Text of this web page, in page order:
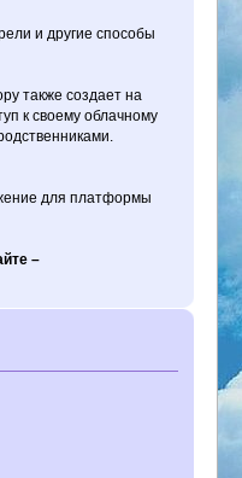
и другие способы
также создает на
к своему облачному
для платформы
–